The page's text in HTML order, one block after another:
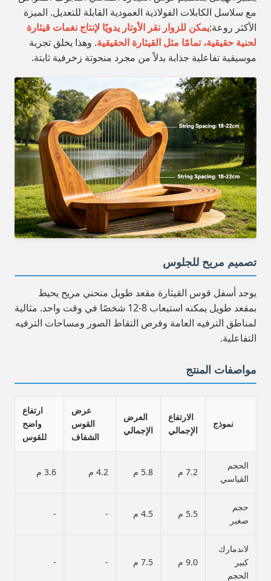
مع سلاسل الكابلات الفولاذية العمودية القابلة للتعديل. الميزة
الأكثر روعة:يمكن للزوار نقر الأوتار يدويًا لإنتاج نغمات قيثارة
لحنية حقيقية، تمامًا مثل القيثارة الحقيقية. وهذا يخلق تجربة
موسيقية تفاعلية جذابة بدلاً من مجرد منحوتة زخرفية ثابتة.
تصميم مريح للجلوس
يوجد أسفل قوس القيثارة مقعد طويل منحني مريح يحيط
بمقعد طويل يمكنه استيعاب 8-12 شخصًا في وقت واحد. مثالية
لمناطق الترفيه العامة وفرص التقاط الصور ومساحات الترفيه
التفاعلية.
مواصفات المنتج
نموذج
الارتفاع
الإجمالي
العرض
الإجمالي
عرض
القوس
الشفاف
ارتفاع
واضح
للقوس
الحجم
القياسي
7.2 م 5.8 م 4.2 م 3.6 م
حجم
صغير
5.5 م 4.5 م -
-
لاندمارك
كبير
الحجم
9.0 م 7.5 م -
-